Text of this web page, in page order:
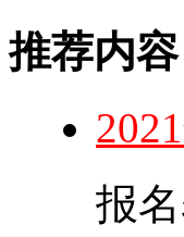
推荐内容
报